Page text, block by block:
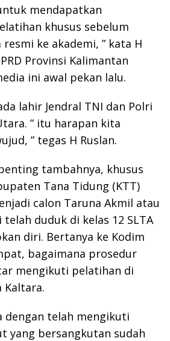
mendapatkan
khusus sebelum
ke akademi, ” kata H
Provinsi Kalimantan
ini awal pekan lalu.
lahir Jendral TNI dan Polri
” itu harapan kita
” tegas H Ruslan.
tambahnya, khusus
Tana Tidung (KTT)
calon Taruna Akmil atau
duduk di kelas 12 SLTA
diri. Bertanya ke Kodim
bagaimana prosedur
mengikuti pelatihan di
Kaltara.
dengan telah mengikuti
yang bersangkutan sudah